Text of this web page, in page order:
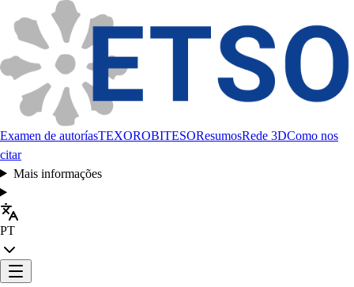
Examen de autoríasTEXOROBITESOResumosRede 3DComo nos
citar
Mais informações
PT